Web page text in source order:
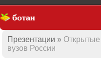
Презентации
Открытые
вузов России